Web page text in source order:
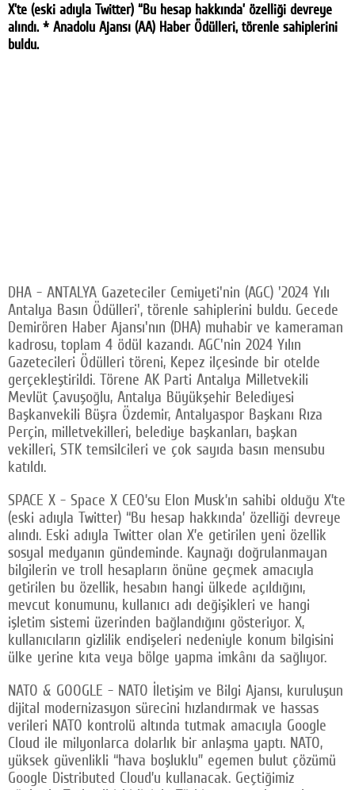
X’te (eski adıyla Twitter) “Bu hesap hakkında’ özelliği devreye
alındı. * Anadolu Ajansı (AA) Haber Ödülleri, törenle sahiplerini
buldu.
DHA - ANTALYA Gazeteciler Cemiyeti'nin (AGC) '2024 Yılı
Antalya Basın Ödülleri', törenle sahiplerini buldu. Gecede
Demirören Haber Ajansı'nın (DHA) muhabir ve kameraman
kadrosu, toplam 4 ödül kazandı. AGC'nin 2024 Yılın
Gazetecileri Ödülleri töreni, Kepez ilçesinde bir otelde
gerçekleştirildi. Törene AK Parti Antalya Milletvekili
Mevlüt Çavuşoğlu, Antalya Büyükşehir Belediyesi
Başkanvekili Büşra Özdemir, Antalyaspor Başkanı Rıza
Perçin, milletvekilleri, belediye başkanları, başkan
vekilleri, STK temsilcileri ve çok sayıda basın mensubu
katıldı.
SPACE X - Space X CEO’su Elon Musk’ın sahibi olduğu X’te
(eski adıyla Twitter) “Bu hesap hakkında’ özelliği devreye
alındı. Eski adıyla Twitter olan X’e getirilen yeni özellik
sosyal medyanın gündeminde. Kaynağı doğrulanmayan
bilgilerin ve troll hesapların önüne geçmek amacıyla
getirilen bu özellik, hesabın hangi ülkede açıldığını,
mevcut konumunu, kullanıcı adı değişikleri ve hangi
işletim sistemi üzerinden bağlandığını gösteriyor. X,
kullanıcıların gizlilik endişeleri nedeniyle konum bilgisini
ülke yerine kıta veya bölge yapma imkânı da sağlıyor.
NATO & GOOGLE - NATO İletişim ve Bilgi Ajansı, kuruluşun
dijital modernizasyon sürecini hızlandırmak ve hassas
verileri NATO kontrolü altında tutmak amacıyla Google
Cloud ile milyonlarca dolarlık bir anlaşma yaptı. NATO,
yüksek güvenlikli “hava boşluklu” egemen bulut çözümü
Google Distributed Cloud’u kullanacak. Geçtiğimiz